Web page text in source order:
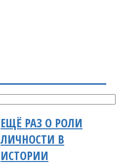
ЕЩЁ РАЗ О РОЛИ
ЛИЧНОСТИ В
ИСТОРИИ